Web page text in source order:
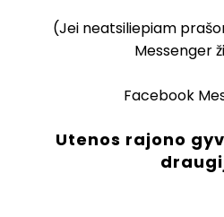
(Jei neatsiliepiam
Messenger
Facebook
Utenos rajono